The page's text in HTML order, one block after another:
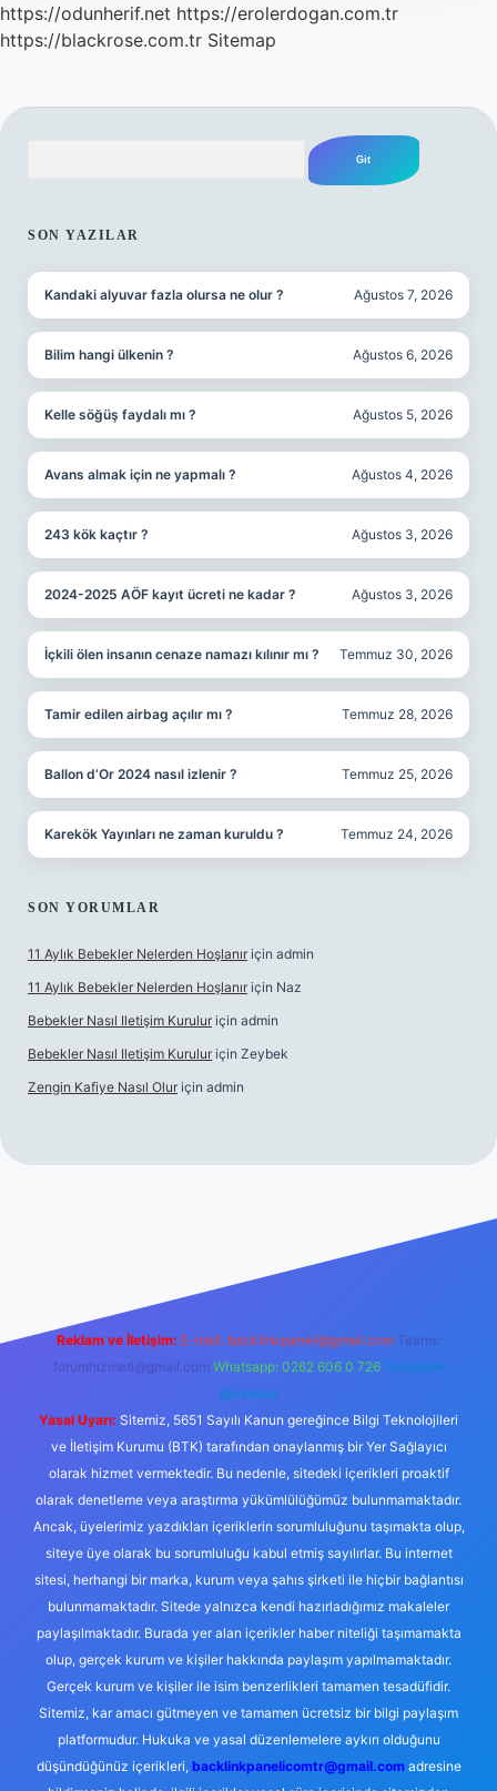
https://odunherif.net https://erolerdogan.com.tr
https://blackrose.com.tr Sitemap
SON YAZILAR
Kandaki alyuvar fazla olursa ne olur ? Ağustos 7, 2026
Bilim hangi ülkenin ? Ağustos 6, 2026
Kelle söğüş faydalı mı ? Ağustos 5, 2026
Avans almak için ne yapmalı ? Ağustos 4, 2026
243 kök kaçtır ? Ağustos 3, 2026
2024-2025 AÖF kayıt ücreti ne kadar ? Ağustos 3, 2026
İçkili ölen insanın cenaze namazı kılınır mı ? Temmuz 30, 2026
Tamir edilen airbag açılır mı ? Temmuz 28, 2026
Ballon d’Or 2024 nasıl izlenir ? Temmuz 25, 2026
Karekök Yayınları ne zaman kuruldu ? Temmuz 24, 2026
SON YORUMLAR
11 Aylık Bebekler Nelerden Hoşlanır için admin
11 Aylık Bebekler Nelerden Hoşlanır için Naz
Bebekler Nasıl Iletişim Kurulur için admin
Bebekler Nasıl Iletişim Kurulur için Zeybek
Zengin Kafiye Nasıl Olur için admin
betexper
Reklam ve İletişim: E-mail: backlinkpaneli@gmail.com Teams:
forumhizmeti@gmail.com Whatsapp: 0262 606 0 726 Telegram:
@karabul
Yasal Uyarı: Sitemiz, 5651 Sayılı Kanun gereğince Bilgi Teknolojileri
ve İletişim Kurumu (BTK) tarafından onaylanmış bir Yer Sağlayıcı
olarak hizmet vermektedir. Bu nedenle, sitedeki içerikleri proaktif
olarak denetleme veya araştırma yükümlülüğümüz bulunmamaktadır.
Ancak, üyelerimiz yazdıkları içeriklerin sorumluluğunu taşımakta olup,
siteye üye olarak bu sorumluluğu kabul etmiş sayılırlar. Bu internet
sitesi, herhangi bir marka, kurum veya şahıs şirketi ile hiçbir bağlantısı
bulunmamaktadır. Sitede yalnızca kendi hazırladığımız makaleler
paylaşılmaktadır. Burada yer alan içerikler haber niteliği taşımamakta
olup, gerçek kurum ve kişiler hakkında paylaşım yapılmamaktadır.
Gerçek kurum ve kişiler ile isim benzerlikleri tamamen tesadüfidir.
Sitemiz, kar amacı gütmeyen ve tamamen ücretsiz bir bilgi paylaşım
platformudur. Hukuka ve yasal düzenlemelere aykırı olduğunu
düşündüğünüz içerikleri, backlinkpanelicomtr@gmail.comadresine